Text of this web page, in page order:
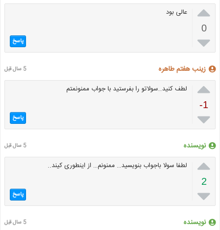

0

عالی بود
پاسخ
زینب هفتم طاهره 5 سال قبل

-1

لطف کنید..سولاتو را بفرستید با جواب ممنونمتم
پاسخ
نویسنده 5 سال قبل

2

لطفا سولا باجواب بنویسید… ممنونم… از اینطوری کیند..
پاسخ
نویسنده 5 سال قبل